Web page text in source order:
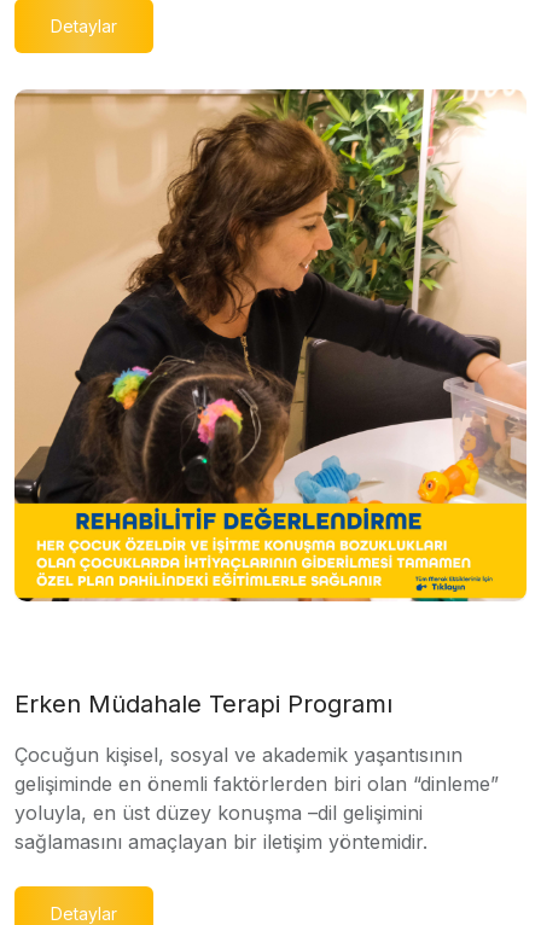
Detaylar
Erken Müdahale Terapi Programı
Çocuğun kişisel, sosyal ve akademik yaşantısının
gelişiminde en önemli faktörlerden biri olan “dinleme”
yoluyla, en üst düzey konuşma –dil gelişimini
sağlamasını amaçlayan bir iletişim yöntemidir.
Detaylar